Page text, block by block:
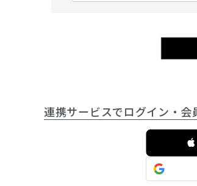
連携サービスでログイン・会
